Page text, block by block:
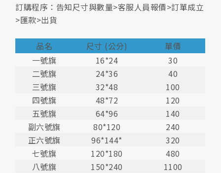
訂購程序：告知尺寸與數量>客服人員報價>訂單成立
>匯款>出貨
品名 尺寸 (公分)
單價
一號旗
16*24
30
二號旗
24*36
40
三號旗
32*48
100
四號旗
48*72
120
五號旗
64*96
140
副六號旗
80*120
240
正六號旗
96*144*
320
七號旗
120*180
480
八號旗
150*240
1100